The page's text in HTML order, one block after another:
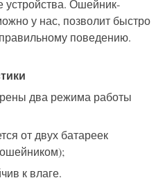
устройства. Ошейник-
у нас, позволит быстро
поведению.
два режима работы
от двух батареек
к влаге.